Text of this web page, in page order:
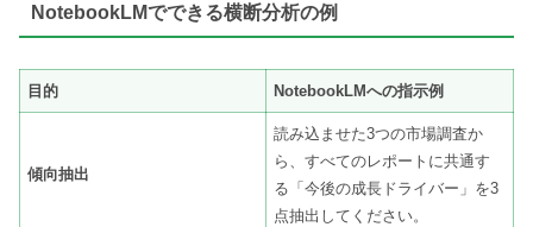
NotebookLMでできる横断分析の例
目的 NotebookLMへの指示例
傾向抽出
読み込ませた3つの市場調査か
ら、すべてのレポートに共通す
る「今後の成長ドライバー」を3
点抽出してください。